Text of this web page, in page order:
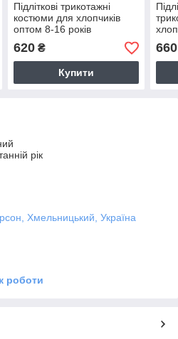
Підліткові трикотажні
костюми для хлопчиків
оптом 8-16 років
620₴
Купити
660
рік
Хмельницький, Україна
роботи